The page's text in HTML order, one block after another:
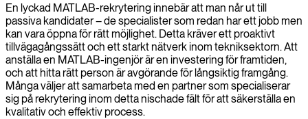
En lyckad MATLAB-rekrytering innebär att man når ut till
passiva kandidater – de specialister som redan har ett jobb men
kan vara öppna för rätt möjlighet. Detta kräver ett proaktivt
tillvägagångssätt och ett starkt nätverk inom tekniksektorn. Att
anställa en MATLAB-ingenjör är en investering för framtiden,
och att hitta rätt person är avgörande för långsiktig framgång.
Många väljer att samarbeta med en partner som specialiserar
sig på rekrytering inom detta nischade fält för att säkerställa en
kvalitativ och effektiv process.